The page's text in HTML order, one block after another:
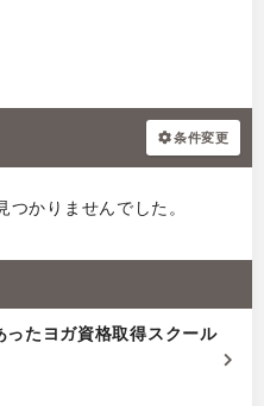
条件変更
かりませんでした。
ったヨガ資格取得スクール